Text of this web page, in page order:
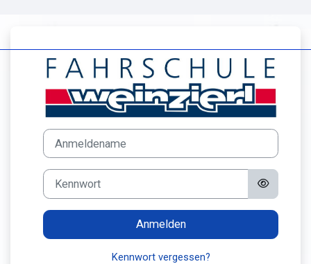
Anmelden bei
Anmeldename
Kennwort
Anmelden
Kennwort vergessen?